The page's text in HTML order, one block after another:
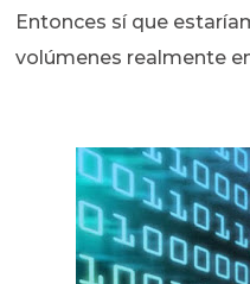
Entonces sí que
volúmenes realmente